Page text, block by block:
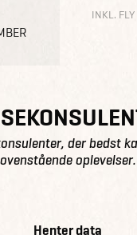
INKL. FLY
der bedst
ovenstående oplevelser.
Henter data